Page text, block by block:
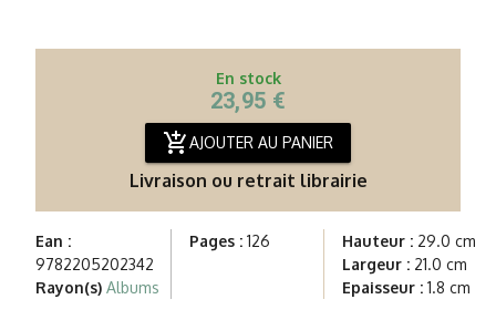
En stock
23,95 €
add_shopping_cartAJOUTER AU PANIER
Livraison ou retrait librairie
Ean :
9782205202342
Rayon(s) Albums
Pages :126 Hauteur : 29.0 cm
Largeur : 21.0 cm
Epaisseur : 1.8 cm